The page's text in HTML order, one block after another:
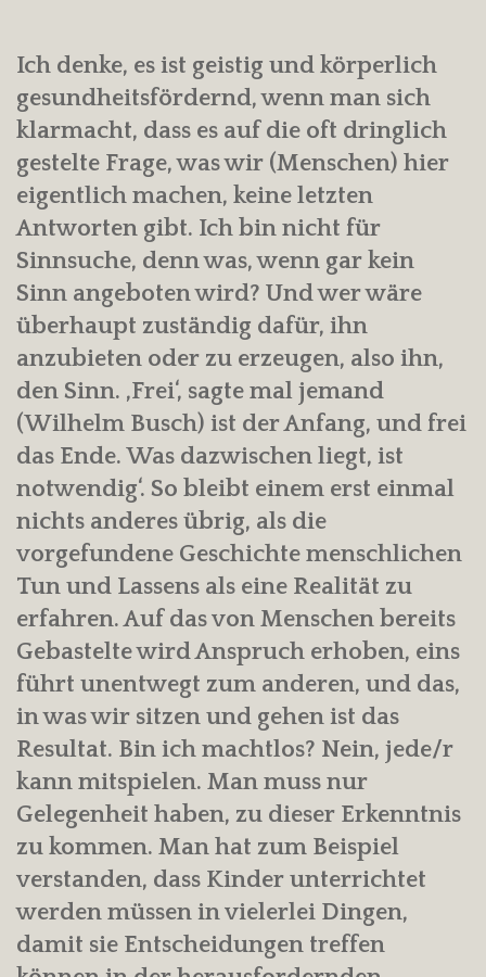
Ich denke, es ist geistig und körperlich
gesundheitsfördernd, wenn man sich
klarmacht, dass es auf die oft dringlich
gestelte Frage, was wir (Menschen) hier
eigentlich machen, keine letzten
Antworten gibt. Ich bin nicht für
Sinnsuche, denn was, wenn gar kein
Sinn angeboten wird? Und wer wäre
überhaupt zuständig dafür, ihn
anzubieten oder zu erzeugen, also ihn,
den Sinn. ‚Frei‘, sagte mal jemand
(Wilhelm Busch) ist der Anfang, und frei
das Ende. Was dazwischen liegt, ist
notwendig‘. So bleibt einem erst einmal
nichts anderes übrig, als die
vorgefundene Geschichte menschlichen
Tun und Lassens als eine Realität zu
erfahren. Auf das von Menschen bereits
Gebastelte wird Anspruch erhoben, eins
führt unentwegt zum anderen, und das,
in was wir sitzen und gehen ist das
Resultat. Bin ich machtlos? Nein, jede/r
kann mitspielen. Man muss nur
Gelegenheit haben, zu dieser Erkenntnis
zu kommen. Man hat zum Beispiel
verstanden, dass Kinder unterrichtet
werden müssen in vielerlei Dingen,
damit sie Entscheidungen treffen